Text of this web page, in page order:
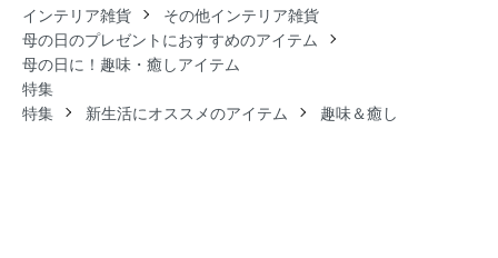
インテリア雑貨
その他インテリア雑貨
母の日のプレゼントにおすすめのアイテム
母の日に！趣味・癒しアイテム
特集
特集
新生活にオススメのアイテム 趣味＆癒し